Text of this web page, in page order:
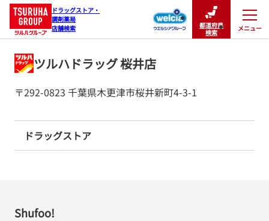
ドラッグストア・
調剤薬局
店舗検索
都道府県
検索
メニュー
閉じる
ツルハドラッグ 桜井店
〒292-0823 千葉県木更津市桜井新町4-3-1
ドラッグストア
Shufoo!